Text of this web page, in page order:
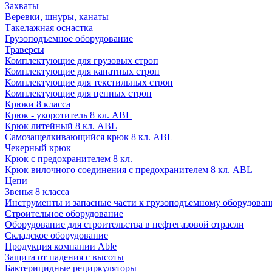
Захваты
Веревки, шнуры, канаты
Такелажная оснастка
Грузоподъемное оборудование
Траверсы
Комплектующие для грузовых строп
Комплектующие для канатных строп
Комплектующие для текстильных строп
Комплектующие для цепных строп
Крюки 8 класса
Крюк - укоротитель 8 кл. ABL
Крюк литейный 8 кл. ABL
Самозащелкивающийся крюк 8 кл. ABL
Чекерный крюк
Крюк с предохранителем 8 кл.
Крюк вилочного соединения с предохранителем 8 кл. ABL
Цепи
Звенья 8 класса
Инструменты и запасные части к грузоподъемному
Строительное оборудование
Оборудование для строительства в нефтегазовой отрасли
Складское оборудование
Продукция компании Able
Защита от падения с высоты
Бактерицидные рециркуляторы